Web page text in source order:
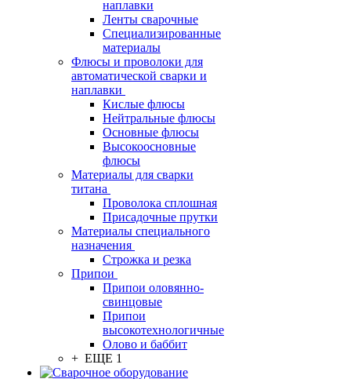
наплавки
Ленты сварочные
Специализированные
материалы
Флюсы и проволоки для
автоматической сварки и
наплавки
Кислые флюсы
Нейтральные флюсы
Основные флюсы
Высокоосновные
флюсы
Материалы для сварки
титана
Проволока сплошная
Присадочные прутки
Материалы специального
назначения
Строжка и резка
Припои
Припои оловянно-
свинцовые
Припои
высокотехнологичные
Олово и баббит
+ ЕЩЕ 1